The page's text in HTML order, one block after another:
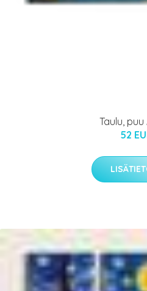
Taulu,
52